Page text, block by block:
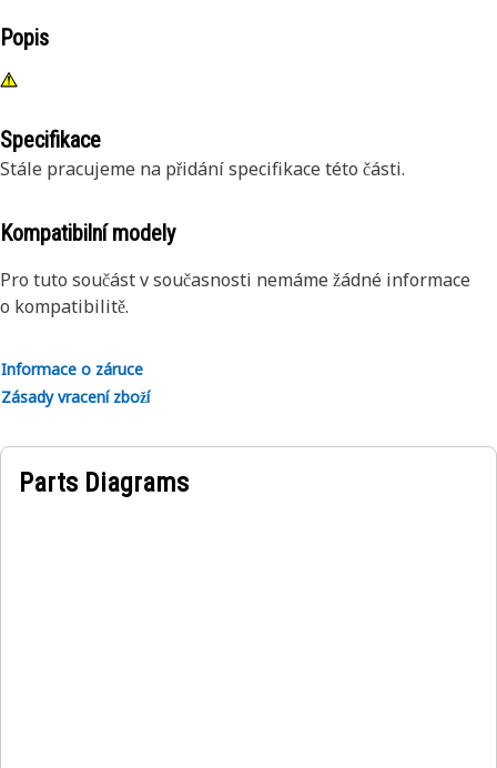
Popis
Specifikace
Stále pracujeme na přidání specifikace této části.
Kompatibilní modely
Pro tuto součást v současnosti nemáme žádné informace
o kompatibilitě.
Informace o záruce
Zásady vracení zboží
Parts Diagrams